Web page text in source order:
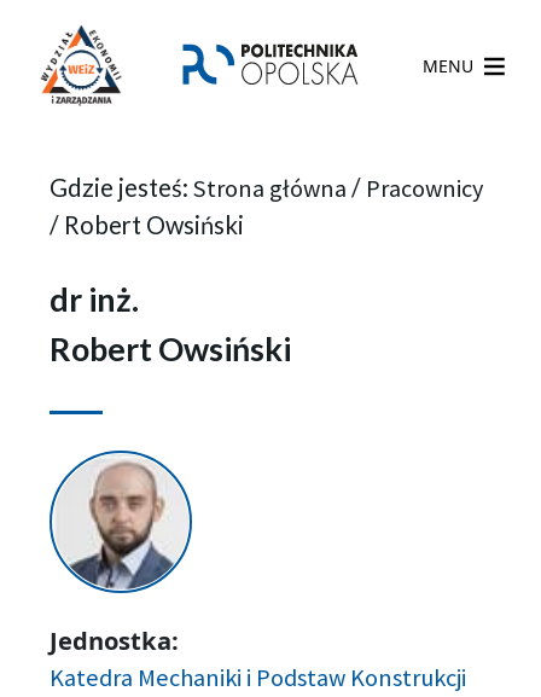
MENU
Gdzie jesteś: Strona główna / Pracownicy
/ Robert Owsiński
dr inż.
Robert Owsiński
Jednostka:
Katedra Mechaniki i Podstaw Konstrukcji